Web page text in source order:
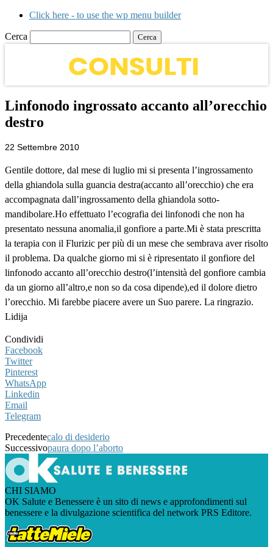
Click here - to use the wp menu builder
Cerca
Linfonodo ingrossato accanto all’orecchio
destro
22 Settembre 2010
Gentile dottore, dal mese di luglio mi si presenta l’ingrossamento
della ghiandola sulla guancia destra(accanto all’orecchio) che era
accompagnata dall’ingrossamento della ghiandola sotto-
mandibolare.Ho effettuato l’ecografia dei linfonodi che non ha
presentato nessuna anomalia,il gonfiore a parte.Mi è stata prescritta
la terapia con il Flurizic per più di un mese che sembrava aver risolto
il problema. Da qualche giorno mi si è ripresentato il gonfiore del
linfonodo accanto all’orecchio destro(l’intensità del gonfiore cambia
da un giorno all’altro,e non so da cosa dipende),ed il dolore dietro
l’orecchio. Mi farebbe piacere avere un Suo parere. La ringrazio.
Lidija
Condividi
Facebook
Twitter
Pinterest
WhatsApp
Linkedin
Email
Telegram
Precedentecalo di desiderio
Successivopaura dopo l’aborto
CHI SIAMO
OK Salute e Benessere è un sito di news e approfondimenti sul
benessere e la divulgazione scientifica del network PRS Editore.